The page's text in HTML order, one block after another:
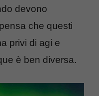
devono
che questi
privi di agi e
è ben diversa.